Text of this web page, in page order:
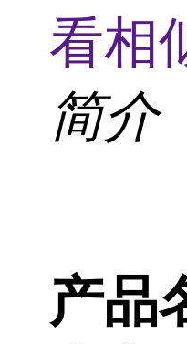
看相
简介
产品